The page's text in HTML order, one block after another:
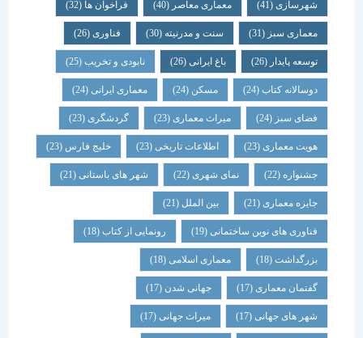
شهرسازی(41) معماری معاصر(40) فراخوان ها (32)
معماری سبز(31) سنت و مدرنیته(30) فناوری (26)
توسعه پایدار(26) باغ ایرانی(26) نابودی و تخریب(25)
دوسالانه کتاب(24) مسکن (24) معماری ایرانی(24)
فضای سبز(24) میراث معماری (23) گردشگری (23)
هویت معماری (23) اطلاعات تاریخی(23) خلیج فارس(23)
جشنواره(22) نمای شهری(22) شهر های باستانی (21)
جایزه معماری (21) بین الملل(21)
فناوری های نوین ساختمانی(19) رونمایی از کتاب (18)
بزرگداشت (18) معماری اسلامی(18)
گفتمان معماری (17) جهانی شدن(17)
شهر های جهانی(17) میراث جهانی(17)